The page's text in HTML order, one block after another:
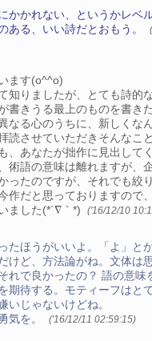
かかれない、というかレベ
ある、いい詩だとおもう。
ます(o^^o)
知りましたが、とても詩的
書きうる最上のものを書き
なる心のうちに、新しくな
読させていただきそんなこ
、あなたが拙作に見出して
術語の意味は離れますが、
ったのですが、それでも絞
作だと思っておりますので
ました(*´∇｀*)('16/12/10
たほうがいいよ。「よ」と
けど、方法論がね。文体は
れで良かったの？ 語の意味
期待する。モティーフはと
いじゃないけどね。
気を。('16/12/11 02:59:15)